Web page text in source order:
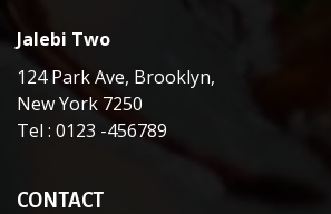
Jalebi Two
124 Park Ave, Brooklyn,
New York 7250
Tel : 0123 -456789
CONTACT